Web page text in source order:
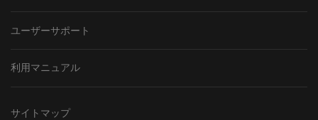
ユーザーサポート
利用マニュアル
サイトマップ